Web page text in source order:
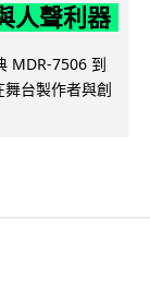
人聲利器
MDR-7506 到
台製作者與創